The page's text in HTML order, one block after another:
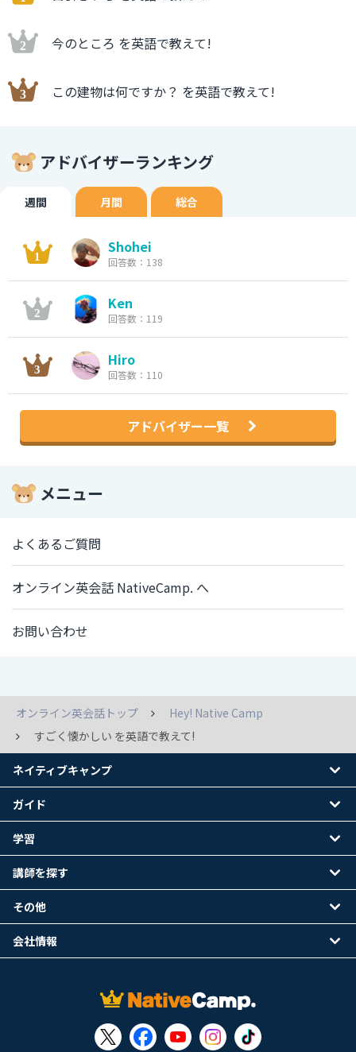
今のところ を英語で教えて!
この建物は何ですか？ を英語で教えて!
アドバイザーランキング
週間 月間 総合
Shohei
回答数：138
Ken
回答数：119
Hiro
回答数：110
アドバイザー一覧
メニュー
よくあるご質問
オンライン英会話 NativeCamp. へ
お問い合わせ
オンライン英会話トップ
Hey! Native Camp
すごく懐かしい を英語で教えて!
ネイティブキャンプ
ガイド
学習
講師を探す
その他
会社情報